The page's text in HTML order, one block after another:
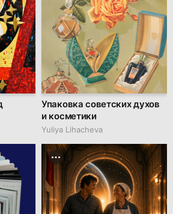
Упаковка советских духов
и косметики
Yuliya Lihacheva